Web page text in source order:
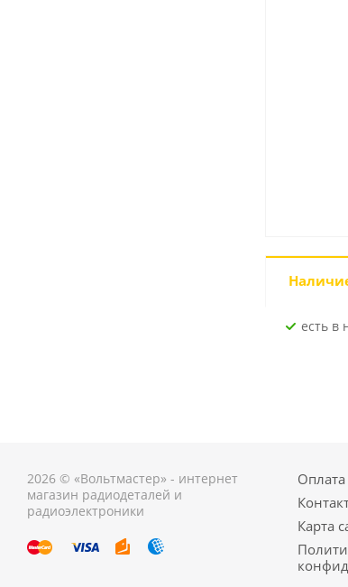
Есть
2026 © «Вольтмастер» - интернет
магазин радиодеталей и
радиоэлектроники
Оплата
Карта